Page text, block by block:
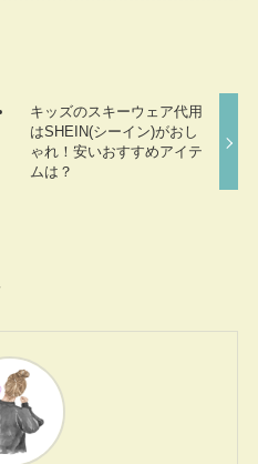
キッズのスキーウェア代用
はSHEIN(シーイン)がおし
ゃれ！安いおすすめアイテ
ムは？